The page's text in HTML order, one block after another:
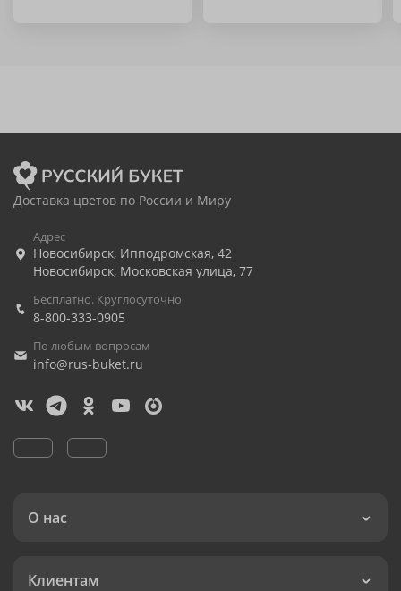
Доставка цветов по России и Миру
Адрес
Новосибирск, Ипподромская, 42
Новосибирск, Московская улица, 77
Бесплатно. Круглосуточно
8-800-333-0905
По любым вопросам
info@rus-buket.ru
О нас
Клиентам